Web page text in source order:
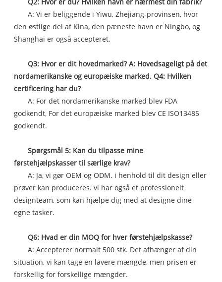
Q2: Hvor er du? Hvilken havn er nærmest din fabrik?
A: Vi er beliggende i Yiwu, Zhejiang-provinsen, hvor
den østlige del af Kina, den pæneste havn er Ningbo, og
Shanghai er også accepteret.
Q3: Hvor er dit hovedmarked? A: Hovedsageligt på det
nordamerikanske og europæiske marked. Q4: Hvilken
certificering har du?
A: For det nordamerikanske marked blev FDA
godkendt, For det europæiske marked blev CE ISO13485
godkendt.
Spørgsmål 5: Kan du tilpasse mine
førstehjælpskasser til særlige krav?
A: Ja, vi gør OEM og ODM. i henhold til dit design eller
prøver kan produceres. vi har også et professionelt
designteam, som kan hjælpe dig med at designe dine
egne tasker.
Q6: Hvad er din MOQ for hver førstehjælpskasse?
A: Accepterer normalt 500 stk. Det afhænger af din
situation, vi kan tage en lavere mængde, men prisen er
forskellig for forskellige mængder.